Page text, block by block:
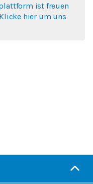
ist freuen
hier um uns